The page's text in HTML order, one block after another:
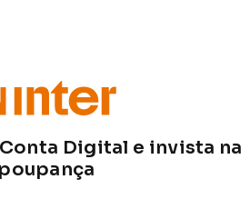
Digital e invista na
poupança